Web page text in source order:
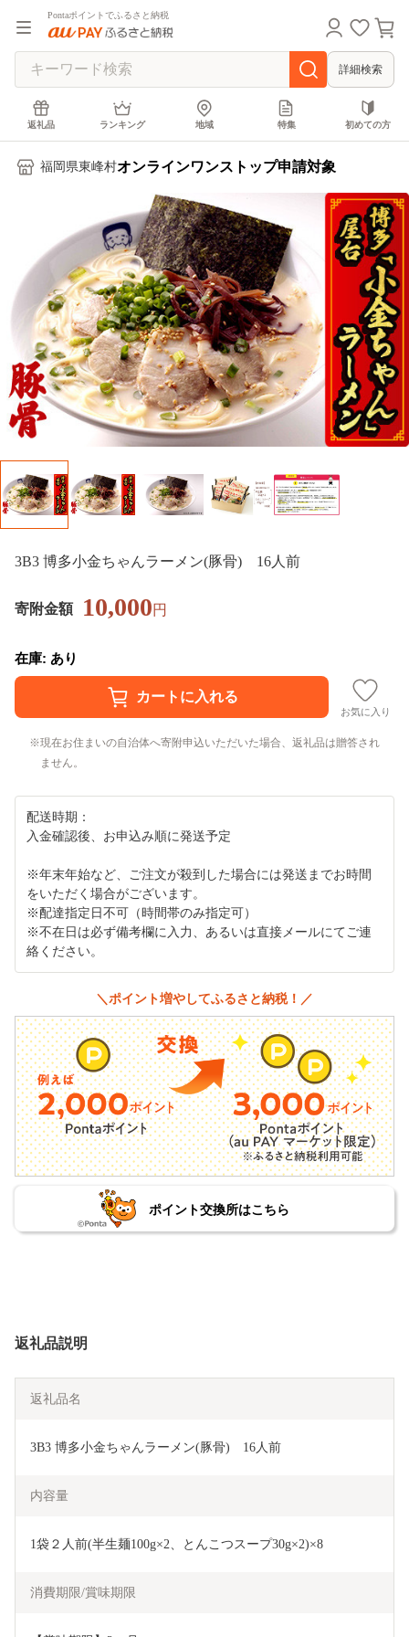
Pontaポイントでふるさと納税
詳細検索
返礼品 ランキング 地域 特集 初めての方
福岡県東峰村オンラインワンストップ申請対象
3B3 博多小金ちゃんラーメン(豚骨) 16人前
寄附金額 10,000円
在庫: あり
お気に入り
現在お住まいの自治体へ寄附申込いただいた場合、返礼品は贈答され
ません。
配送時期：
入金確認後、お申込み順に発送予定
※年末年始など、ご注文が殺到した場合には発送までお時間
をいただく場合がございます。
※配達指定日不可（時間帯のみ指定可）
※不在日は必ず備考欄に入力、あるいは直接メールにてご連
絡ください。
＼ポイント増やしてふるさと納税！／
ポイント交換所はこちら
返礼品説明
返礼品名
3B3 博多小金ちゃんラーメン(豚骨)　16人前
内容量
1袋２人前(半生麺100g×2、とんこつスープ30g×2)×8
消費期限/賞味期限